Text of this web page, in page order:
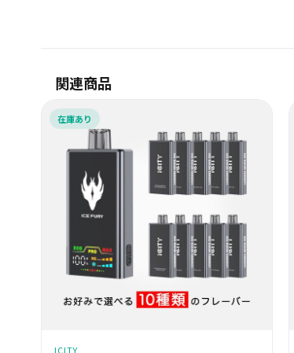
関連商品
在庫あり
ICITY